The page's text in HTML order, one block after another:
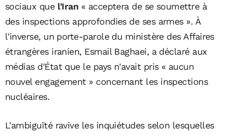
sociaux que l'Iran « acceptera de se soumettre à
des inspections approfondies de ses armes ». À
l'inverse, un porte-parole du ministère des Affaires
étrangères iranien, Esmail Baghaei, a déclaré aux
médias d'État que le pays n'avait pris « aucun
nouvel engagement » concernant les inspections
nucléaires.
L'ambiguïté ravive les inquiétudes selon lesquelles